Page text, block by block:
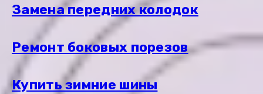
Замена передних колодок
Ремонт боковых порезов
Купить зимние шины